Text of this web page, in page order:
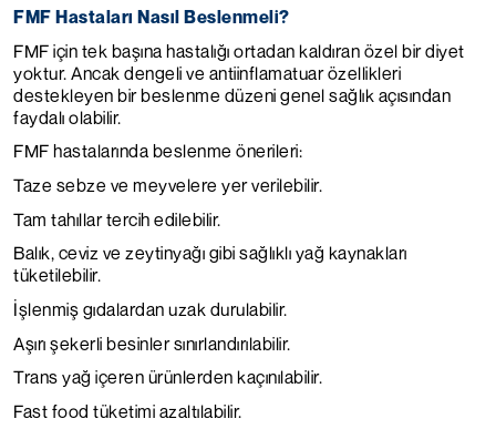
FMF Hastaları Nasıl Beslenmeli?
FMF için tek başına hastalığı ortadan kaldıran özel bir diyet
yoktur. Ancak dengeli ve antiinflamatuar özellikleri
destekleyen bir beslenme düzeni genel sağlık açısından
faydalı olabilir.
FMF hastalarında beslenme önerileri:
Taze sebze ve meyvelere yer verilebilir.
Tam tahıllar tercih edilebilir.
Balık, ceviz ve zeytinyağı gibi sağlıklı yağ kaynakları
tüketilebilir.
İşlenmiş gıdalardan uzak durulabilir.
Aşırı şekerli besinler sınırlandırılabilir.
Trans yağ içeren ürünlerden kaçınılabilir.
Fast food tüketimi azaltılabilir.